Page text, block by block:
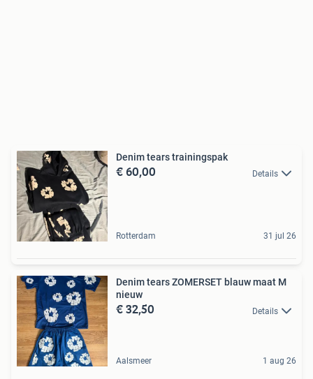
Denim tears trainingspak
€ 60,00 Details
Rotterdam 31 jul 26
Denim tears ZOMERSET blauw maat M
nieuw
€ 32,50 Details
Aalsmeer 1 aug 26